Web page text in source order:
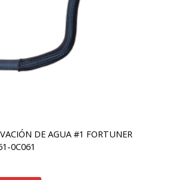
DE AGUA #1 FORTUNER
0C061